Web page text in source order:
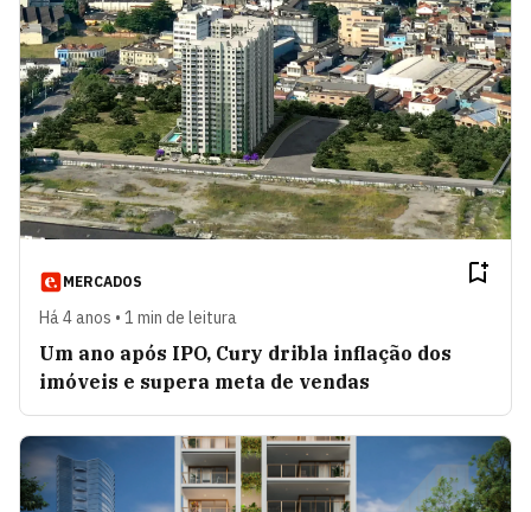
MERCADOS
Há 4 anos • 1 min de leitura
Um ano após IPO, Cury dribla inflação dos
imóveis e supera meta de vendas